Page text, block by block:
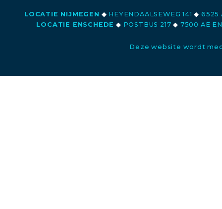
LOCATIE NIJMEGEN ◆ HEYENDAALSEWEG 141◆ 6525
LOCATIE ENSCHEDE ◆ POSTBUS 217◆ 7500 AE
Deze website wordt